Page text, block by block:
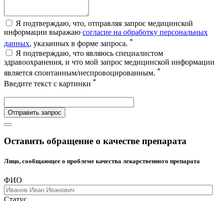
Я подтверждаю, что, отправляя запрос медицинской
информации выражаю согласие на обработку персональных
данных, указанных в форме запроса. *
Я подтверждаю, что являюсь специалистом
здравоохранения, и что мой запрос медицинской информации
является спонтанным/неспровоцированным. *
Введите текст с картинки *
Отправить запрос
Оставить обращение о качестве препарата
Лицо, сообщающее о проблеме качества лекарственного препарата
ФИО